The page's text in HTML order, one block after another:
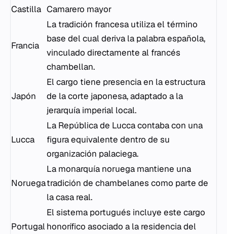
Castilla Camarero mayor
Francia
La tradición francesa utiliza el término
base del cual deriva la palabra española,
vinculado directamente al francés
chambellan.
Japón
El cargo tiene presencia en la estructura
de la corte japonesa, adaptado a la
jerarquía imperial local.
Lucca
La República de Lucca contaba con una
figura equivalente dentro de su
organización palaciega.
Noruega
La monarquía noruega mantiene una
tradición de chambelanes como parte de
la casa real.
Portugal
El sistema portugués incluye este cargo
honorífico asociado a la residencia del